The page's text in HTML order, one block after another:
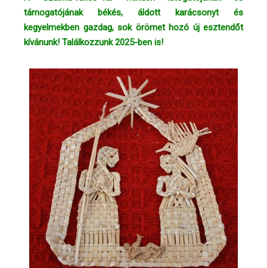
támogatójának békés, áldott karácsonyt és
kegyelmekben gazdag, sok örömet hozó új esztendőt
kívánunk! Találkozzunk 2025-ben is!